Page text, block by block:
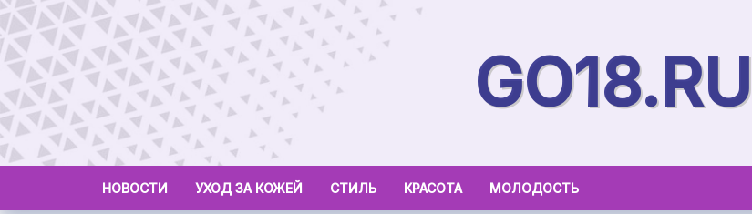
Skip
to
content
GO18.RU
НОВОСТИ УХОД ЗА КОЖЕЙ СТИЛЬ КРАСОТА МОЛОДОСТЬ